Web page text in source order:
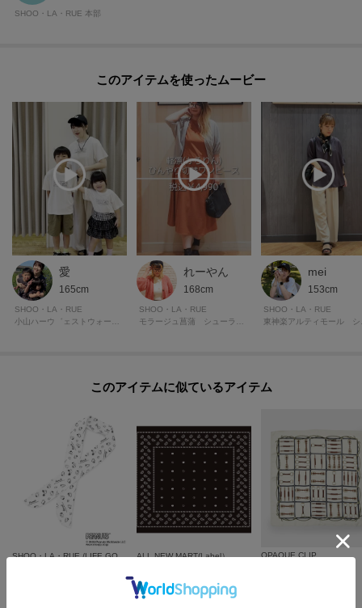
SHOO・LA・RUE 本部
このアイテムを使ったムービー
愛
165cm
SHOO・LA・RUE
小山ハーウ゛ェストウォーク シューラルー
れーやん
168cm
SHOO・LA・RUE
モラージュ菖蒲 シューラルー
mei
153cm
SHOO・LA・RUE
東
このアイテムに似ているアイテム
SHOO・LA・RUE /LIFE GOODS
ALL NEW MART(Label）
¥3,850
OPAQUE.CLIP